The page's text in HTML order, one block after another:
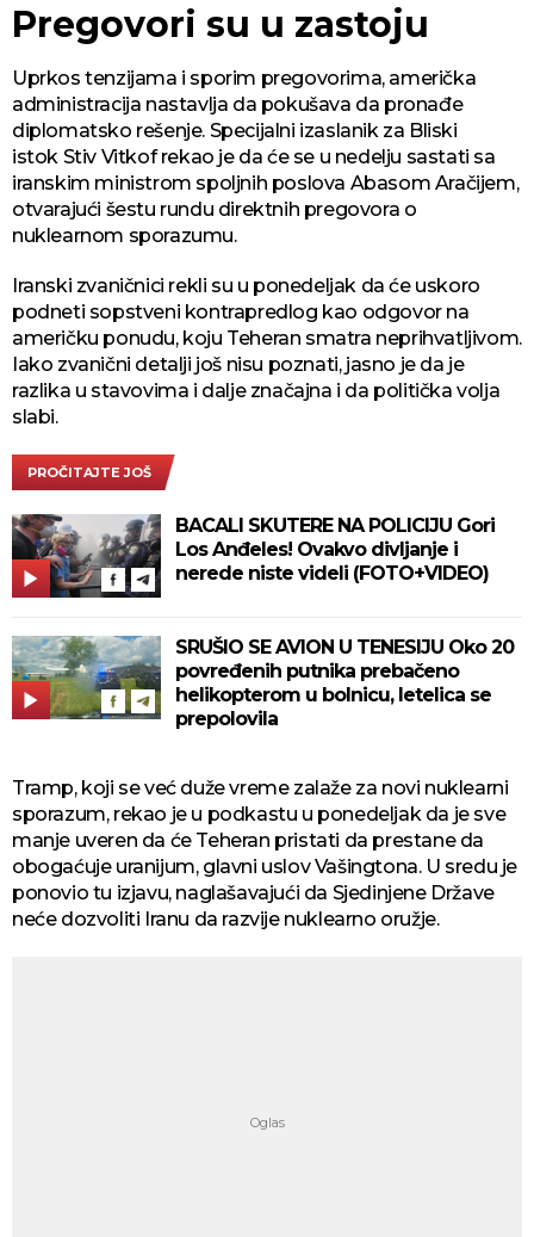
Pregovori su u zastoju
Uprkos tenzijama i sporim pregovorima, američka
administracija nastavlja da pokušava da pronađe
diplomatsko rešenje. Specijalni izaslanik za Bliski
istok Stiv Vitkof rekao je da će se u nedelju sastati sa
iranskim ministrom spoljnih poslova Abasom Aračijem,
otvarajući šestu rundu direktnih pregovora o
nuklearnom sporazumu.
Iranski zvaničnici rekli su u ponedeljak da će uskoro
podneti sopstveni kontrapredlog kao odgovor na
američku ponudu, koju Teheran smatra neprihvatljivom.
Iako zvanični detalji još nisu poznati, jasno je da je
razlika u stavovima i dalje značajna i da politička volja
slabi.
PROČITAJTE JOŠ
BACALI SKUTERE NA POLICIJU Gori
Los Anđeles! Ovakvo divljanje i
nerede niste videli (FOTO+VIDEO)
SRUŠIO SE AVION U TENESIJU Oko 20
povređenih putnika prebačeno
helikopterom u bolnicu, letelica se
prepolovila
Tramp, koji se već duže vreme zalaže za novi nuklearni
sporazum, rekao je u podkastu u ponedeljak da je sve
manje uveren da će Teheran pristati da prestane da
obogaćuje uranijum, glavni uslov Vašingtona. U sredu je
ponovio tu izjavu, naglašavajući da Sjedinjene Države
neće dozvoliti Iranu da razvije nuklearno oružje.